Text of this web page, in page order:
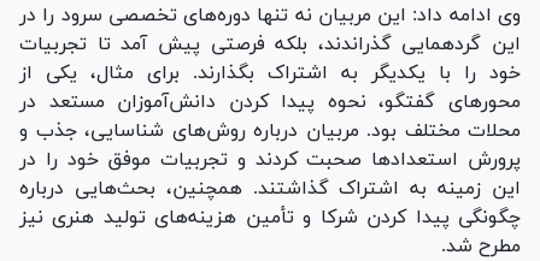
وی ادامه داد: این مربیان نه تنها دوره‌های تخصصی سرود را در
این گردهمایی گذراندند، بلکه فرصتی پیش آمد تا تجربیات
خود را با یکدیگر به اشتراک بگذارند. برای مثال، یکی از
محور‌های گفتگو، نحوه پیدا کردن دانش‌آموزان مستعد در
محلات مختلف بود. مربیان درباره روش‌های شناسایی، جذب و
پرورش استعداد‌ها صحبت کردند و تجربیات موفق خود را در
این زمینه به اشتراک گذاشتند. همچنین، بحث‌هایی درباره
چگونگی پیدا کردن شرکا و تأمین هزینه‌های تولید هنری نیز
مطرح شد.